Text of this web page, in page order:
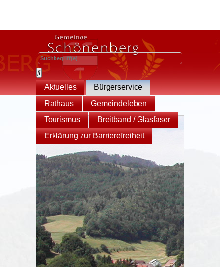
Aktuelles
Bürgerservice
Rathaus
Gemeindeleben
Tourismus
Breitband / Glasfaser
Erklärung zur Barrierefreiheit